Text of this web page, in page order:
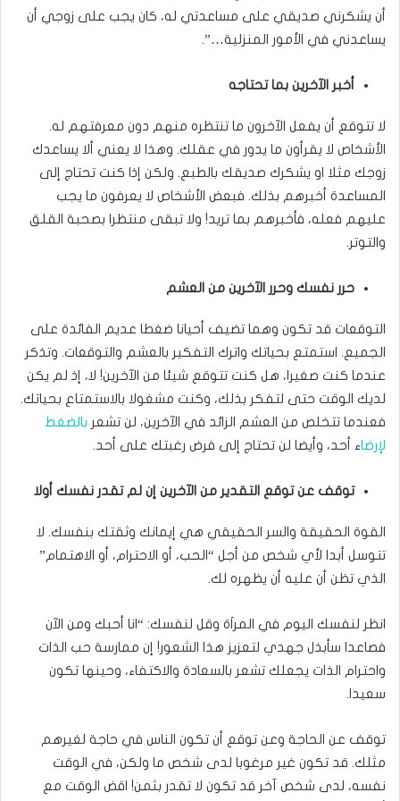
أن يشكرني صديقي على مساعدتي له، كان يجب على زوجي أن
يساعدني في الأمور المنزلية…”.
أخبر الآخرين بما تحتاجه
لا تتوقع أن يفعل الآخرون ما تنتظره منهم دون معرفتهم له.
الأشخاص لا يقرأون ما يدور في عقلك. وهذا لا يعني ألا يساعدك
زوجك مثلا او يشكرك صديقك بالطبع. ولكن إذا كنت تحتاج إلى
المساعدة أخبرهم بذلك. فبعض الأشخاص لا يعرفون ما يجب
عليهم فعله، فأخبرهم بما تريد! ولا تبقى منتظرا بصحبة القلق
والتوتر.
حرر نفسك وحرر الآخرين من العشم
التوقعات قد تكون وهما تضيف أحيانا ضغطا عديم الفائدة على
الجميع. استمتع بحياتك واترك التفكير بالعشم والتوقعات. وتذكر
عندما كنت صغيرا، هل كنت تتوقع شيئا من الآخرين! لا، إذ لم يكن
لديك الوقت حتى لتفكر بذلك، وكنت مشغولا بالاستمتاع بحياتك.
فعندما تتخلص من العشم الزائد في الآخرين، لن تشعر بالضغط
لإرضاء أحد، وأيضا لن تحتاج إلى فرض رغبتك على أحد.
توقف عن توقع التقدير من الآخرين إن لم تقدر نفسك أولا
القوة الحقيقة والسر الحقيقي هي إيمانك وثقتك بنفسك. لا
تتوسل أبدا لأي شخص من أجل “الحب، أو الاحترام، أو الاهتمام”
الذي تظن أن عليه أن يظهره لك.
انظر لنفسك اليوم في المراَة وقل لنفسك: “انا أحبك ومن الآن
فصاعدا سأبذل جهدي لتعزيز هذا الشعور! إن ممارسة حب الذات
واحترام الذات يجعلك تشعر بالسعادة والاكتفاء، وحينها تكون
سعيدا.
توقف عن الحاجة وعن توقع أن تكون الناس في حاجة لغيرهم
مثلك. قد تكون غير مرغوبا لدى شخص ما ولكن، في الوقت
نفسه، لدى شخص آخر قد تكون لا تقدر بثمن! اقض الوقت مع